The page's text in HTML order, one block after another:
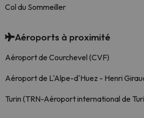
Col du Sommeiller
Aéroports à proximité
Aéroport de Courchevel (CVF)
Aéroport de L'Alpe-d'Huez - Henri
Turin (TRN-Aéroport international de